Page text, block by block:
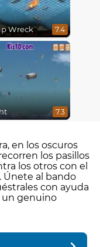
Wreck 7.4
7.3
en los oscuros
los pasillos
los otros con el
Únete al bando
con ayuda
un genuino